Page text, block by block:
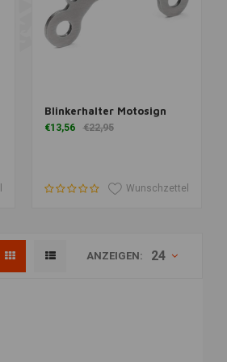
Zum Warenkorb hinzufügen
Blinkerhalter Motosign
€13,56 €22,95
Wunschzettel
ANZEIGEN: 24